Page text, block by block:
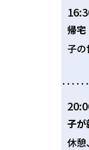
帰宅
子の
子が
休憩